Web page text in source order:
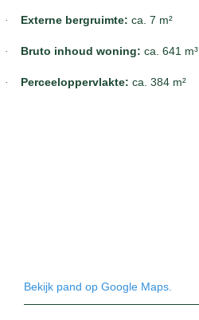
· Externe bergruimte: ca. 7 m²
· Bruto inhoud woning: ca. 641 m³
· Perceeloppervlakte: ca. 384 m²
Bekijk pand op Google Maps.